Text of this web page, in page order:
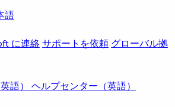
語
に連絡サポートを依頼 グローバル拠
語） ヘルプセンター（英語）